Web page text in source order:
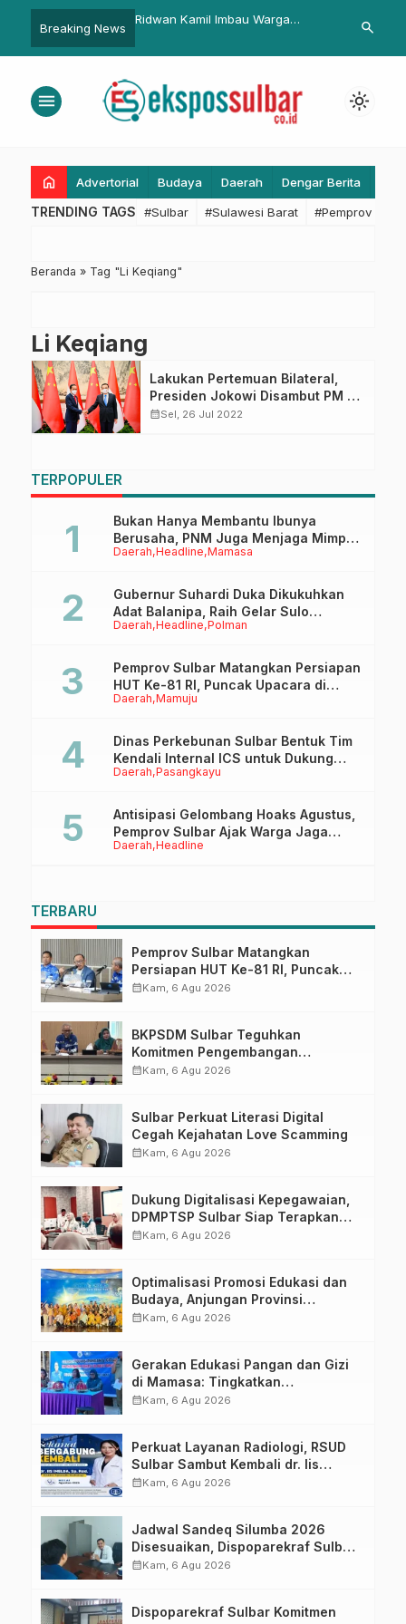
Breaking News
Sulbar Berpesan ke
Kearifan
Ridwan Kamil Imbau Warga
Tanggung Jawab
Gubernur
search
menu light_mode
home Advertorial Budaya Daerah Dengar Berita
TRENDING TAGS #Sulbar #Sulawesi Barat #Pemprov
Beranda » Tag "Li Keqiang"
Li Keqiang
Lakukan Pertemuan Bilateral,
Presiden Jokowi Disambut PM Li
Keqiang
calendar_monthSel, 26 Jul 2022
TERPOPULER
Daerah Headline Mamasa
Bukan Hanya Membantu Ibunya
Berusaha, PNM Juga Menjaga Mimpi
Anaknya Untuk Menggapai Cita-Cita
Daerah Headline Polman
Gubernur Suhardi Duka Dikukuhkan
Adat Balanipa, Raih Gelar Sulo
Tappidena
Daerah Mamuju
Pemprov Sulbar Matangkan Persiapan
HUT Ke-81 RI, Puncak Upacara di
Lapangan Ahmad Kirang
Daerah Pasangkayu
Dinas Perkebunan Sulbar Bentuk Tim
Kendali Internal ICS untuk Dukung
Sertifikasi ISPO Pekebun di
Daerah Headline
Antisipasi Gelombang Hoaks Agustus,
Pemprov Sulbar Ajak Warga Jaga
Ruang Digital
TERBARU
Pemprov Sulbar Matangkan
Persiapan HUT Ke-81 RI, Puncak
Upacara di Lapangan Ahmad
calendar_monthKam, 6 Agu 2026
BKPSDM Sulbar Teguhkan
Komitmen Pengembangan
Kompetensi ASN melalui
calendar_monthKam, 6 Agu 2026
Sulbar Perkuat Literasi Digital
Cegah Kejahatan Love Scamming
calendar_monthKam, 6 Agu 2026
Dukung Digitalisasi Kepegawaian,
DPMPTSP Sulbar Siap Terapkan
Aplikasi FLEKSI ASN
calendar_monthKam, 6 Agu 2026
Optimalisasi Promosi Edukasi dan
Budaya, Anjungan Provinsi
Sulawesi Barat Perkuat Kolaborasi
calendar_monthKam, 6 Agu 2026
Gerakan Edukasi Pangan dan Gizi
di Mamasa: Tingkatkan
Pengetahuan dan Keterampilan
calendar_monthKam, 6 Agu 2026
Perkuat Layanan Radiologi, RSUD
Sulbar Sambut Kembali dr. Iis
Imelda, Sp.Rad
calendar_monthKam, 6 Agu 2026
Jadwal Sandeq Silumba 2026
Disesuaikan, Dispoparekraf Sulbar
Pastikan Persiapan Tetap
calendar_monthKam, 6 Agu 2026
Dispoparekraf Sulbar Komitmen